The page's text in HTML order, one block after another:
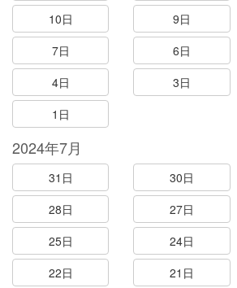
10日
9日
7日
6日
4日
3日
1日
2024年7月
31日 30日
28日
27日
25日
24日
22日
21日